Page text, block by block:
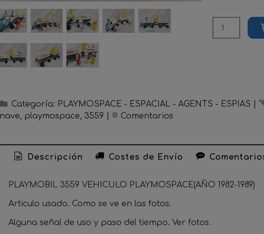
Categoría: PLAYMOSPACE - ESPACIAL - AGENTS - ESPIAS
nave
playmospace 3559 Comentarios
Descripción Costes de Envío
PLAYMOBIL 3559 VEHICULO PLAYMOSPACE(AÑO 1982-1989)
Articulo usado. Como se ve en las fotos.
Alguna señal de uso y paso del tiempo. Ver fotos.